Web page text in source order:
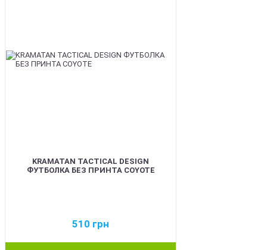
KRAMATAN TACTICAL DESIGN
ФУТБОЛКА БЕЗ ПРИНТА COYOTE
510 грн